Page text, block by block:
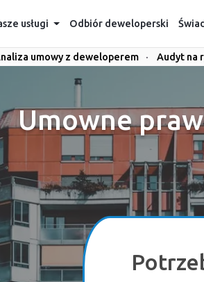
usługi Odbiór deweloperski
umowy z deweloperem · Audyt na
Umowne